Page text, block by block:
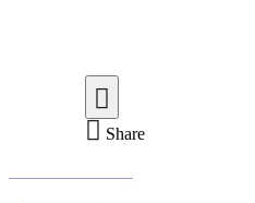
Share